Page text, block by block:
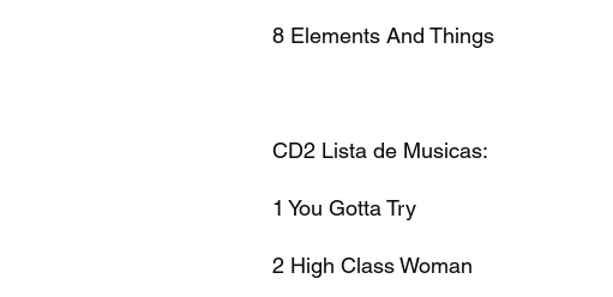
8 Elements And Things
CD2 Lista de Musicas:
1 You Gotta Try
2 High Class Woman